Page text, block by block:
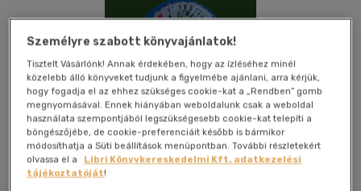
Kívánságlistához adom
Személyre szabott könyvajánlatok!
Tisztelt Vásárlónk! Annak érdekében, hogy az ízléséhez minél
közelebb álló könyveket tudjunk a figyelmébe ajánlani, arra kérjük,
hogy fogadja el az ehhez szükséges cookie-kat a „Rendben” gomb
megnyomásával. Ennek hiányában weboldalunk csak a weboldal
használata szempontjából legszükségesebb cookie-kat telepíti a
böngészőjébe, de cookie-preferenciáit később is bármikor
módosíthatja a Süti beállítások menüpontban. További részletekért
olvassa el a
Libri Könyvkereskedelmi Kft. adatkezelési
tájékoztatóját!